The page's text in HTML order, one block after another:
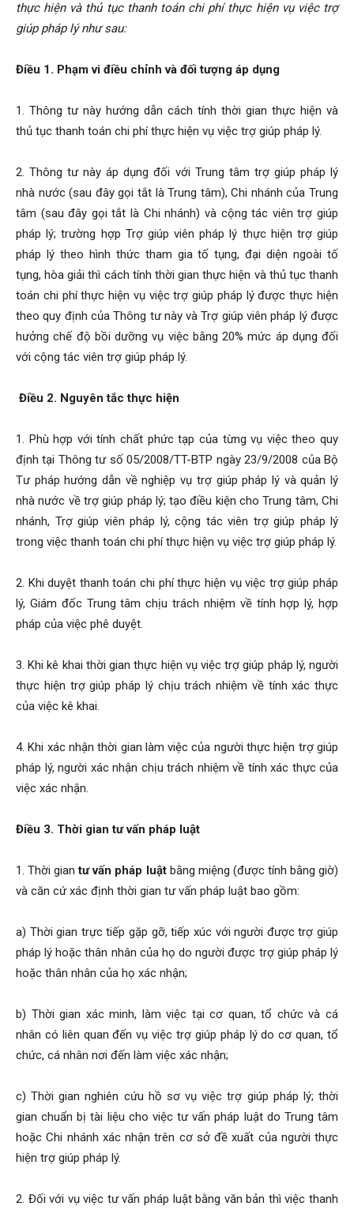
thực hiện và thủ tục thanh toán chi phí thực hiện vụ việc trợ
giúp pháp lý như sau:
Điều 1. Phạm vi điều chỉnh và đối tượng áp dụng
1. Thông tư này hướng dẫn cách tính thời gian thực hiện và
thủ tục thanh toán chi phí thực hiện vụ việc trợ giúp pháp lý.
2. Thông tư này áp dụng đối với Trung tâm trợ giúp pháp lý
nhà nước (sau đây gọi tắt là Trung tâm), Chi nhánh của Trung
tâm (sau đây gọi tắt là Chi nhánh) và cộng tác viên trợ giúp
pháp lý; trường hợp Trợ giúp viên pháp lý thực hiện trợ giúp
pháp lý theo hình thức tham gia tố tụng, đại diện ngoài tố
tụng, hòa giải thì cách tính thời gian thực hiện và thủ tục thanh
toán chi phí thực hiện vụ việc trợ giúp pháp lý được thực hiện
theo quy định của Thông tư này và Trợ giúp viên pháp lý được
hưởng chế độ bồi dưỡng vụ việc bằng 20% mức áp dụng đối
với cộng tác viên trợ giúp pháp lý.
Điều 2. Nguyên tắc thực hiện
1. Phù hợp với tính chất phức tạp của từng vụ việc theo quy
định tại Thông tư số 05/2008/TT-BTP ngày 23/9/2008 của Bộ
Tư pháp hướng dẫn về nghiệp vụ trợ giúp pháp lý và quản lý
nhà nước về trợ giúp pháp lý; tạo điều kiện cho Trung tâm, Chi
nhánh, Trợ giúp viên pháp lý, cộng tác viên trợ giúp pháp lý
trong việc thanh toán chi phí thực hiện vụ việc trợ giúp pháp lý.
2. Khi duyệt thanh toán chi phí thực hiện vụ việc trợ giúp pháp
lý, Giám đốc Trung tâm chịu trách nhiệm về tính hợp lý, hợp
pháp của việc phê duyệt.
3. Khi kê khai thời gian thực hiện vụ việc trợ giúp pháp lý, người
thực hiện trợ giúp pháp lý chịu trách nhiệm về tính xác thực
của việc kê khai.
4. Khi xác nhận thời gian làm việc của người thực hiện trợ giúp
pháp lý, người xác nhận chịu trách nhiệm về tính xác thực của
việc xác nhận.
Điều 3. Thời gian tư vấn pháp luật
1. Thời gian tư vấn pháp luậtbằng miệng (được tính bằng giờ)
và căn cứ xác định thời gian tư vấn pháp luật bao gồm:
a) Thời gian trực tiếp gặp gỡ, tiếp xúc với người được trợ giúp
pháp lý hoặc thân nhân của họ do người được trợ giúp pháp lý
hoặc thân nhân của họ xác nhận;
b) Thời gian xác minh, làm việc tại cơ quan, tổ chức và cá
nhân có liên quan đến vụ việc trợ giúp pháp lý do cơ quan, tổ
chức, cá nhân nơi đến làm việc xác nhận;
c) Thời gian nghiên cứu hồ sơ vụ việc trợ giúp pháp lý; thời
gian chuẩn bị tài liệu cho việc tư vấn pháp luật do Trung tâm
hoặc Chi nhánh xác nhận trên cơ sở đề xuất của người thực
hiện trợ giúp pháp lý.
2. Đối với vụ việc tư vấn pháp luật bằng văn bản thì việc thanh